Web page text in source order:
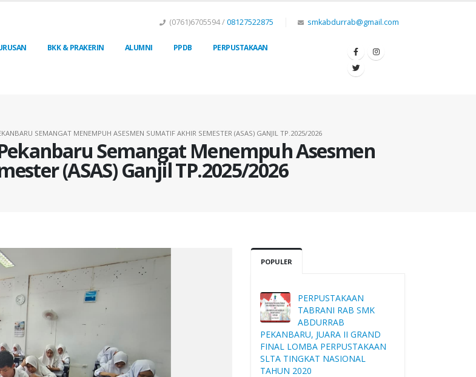
(0761)6705594 /08127522875 smkabdurrab@gmail.com
BKK & PRAKERIN ALUMNI PPDB PERPUSTAKAAN
Semangat Menempuh Asesmen
(ASAS) Ganjil TP.2025/2026
SEMANGAT MENEMPUH ASESMEN SUMATIF AKHIR SEMESTER (ASAS) GANJIL TP.2025/2026
POPULER
PERPUSTAKAAN
TABRANI RAB SMK
ABDURRAB
PEKANBARU, JUARA II GRAND
FINAL LOMBA PERPUSTAKAAN
SLTA TINGKAT NASIONAL
TAHUN 2020